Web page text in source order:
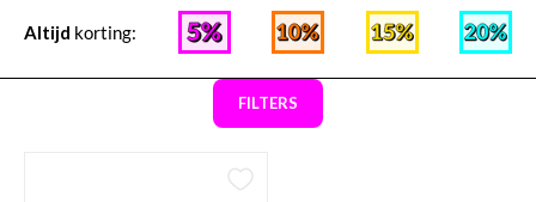
Altijd korting:
FILTERS